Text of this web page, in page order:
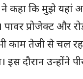
ने कहा कि मुझे यहां
पावर प्रोजेक्ट और
भी काम तेजी से चल
इस दौरान उन्होंने